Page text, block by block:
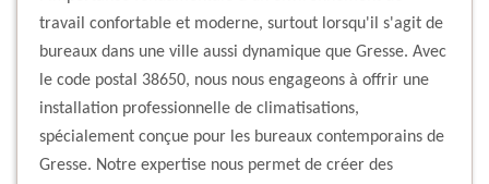
travail confortable et moderne, surtout lorsqu'il s'agit de
bureaux dans une ville aussi dynamique que Gresse. Avec
le code postal 38650, nous nous engageons à offrir une
installation professionnelle de climatisations,
spécialement conçue pour les bureaux contemporains de
Gresse. Notre expertise nous permet de créer des